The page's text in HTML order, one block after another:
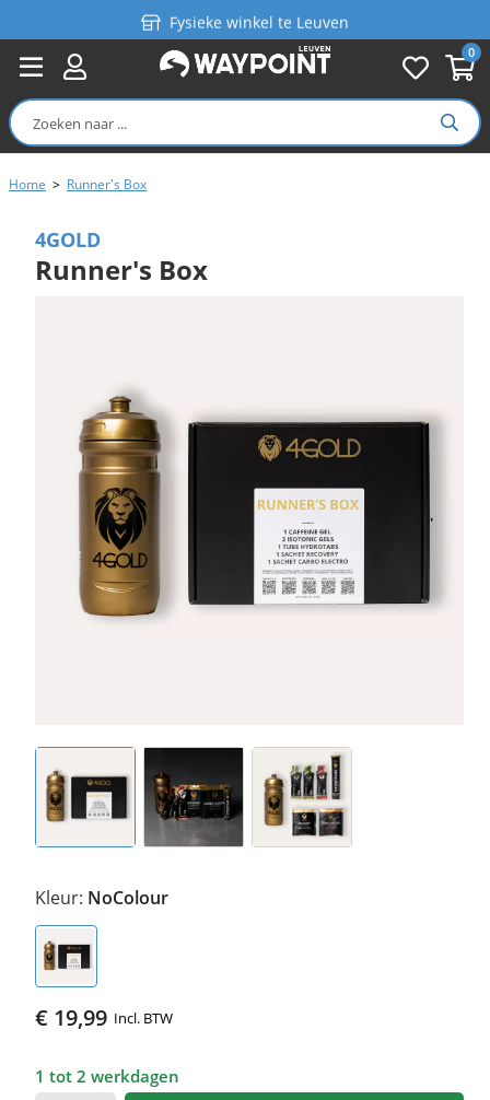
0
Fysieke winkel te Leuven
Persoonlijk advies
Gratis verzending in België vanaf €99
Home > Runner's Box
4GOLD
Runner's Box
Kleur: NoColour
€ 19,99 Incl. BTW
1 tot 2 werkdagen